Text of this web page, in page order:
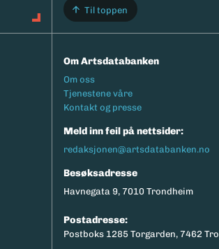
Til toppen
Om Artsdatabanken
Footermeny
Om oss
Tjenestene våre
Kontakt og presse
Meld inn feil på nettsider:
redaksjonen@artsdatabanken.no
Besøksadresse
Havnegata 9, 7010 Trondheim
Postadresse:
Postboks 1285 Torgarden, 7462